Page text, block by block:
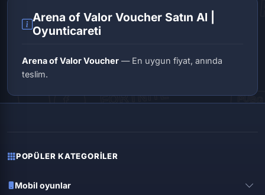
Arena of Valor Voucher Satın Al |
Oyunticareti
Arena of Valor Voucher — En uygun fiyat, anında
teslim.
POPÜLER KATEGORILER
Mobil oyunlar